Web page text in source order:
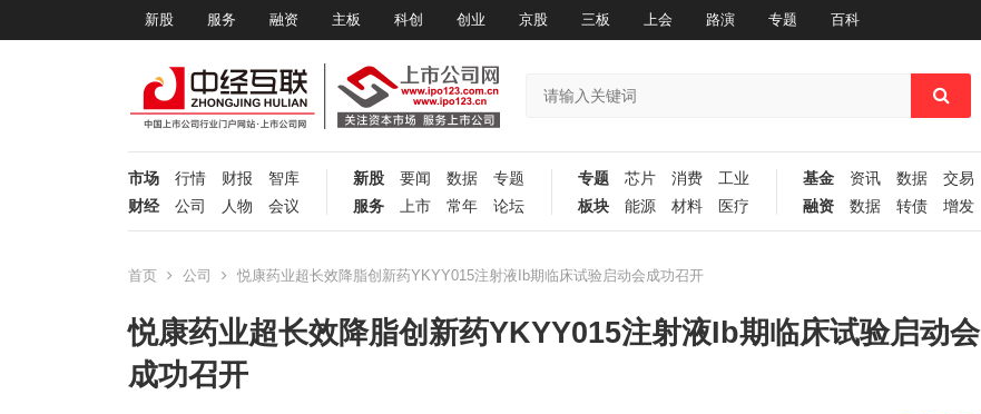
新股 服务 融资 主板 科创 创业 京股 三板 上会 路演 专题 百科
市场 行情 财报
智库
财经
公司 人物 会议
新股 要闻 数据
专题
服务
上市 常年 论坛
专题 芯片 消费
工业
板块
能源 材料 医疗
基金 资讯 数据
交易
融资
数据 转债 增发
首页 公司 悦康药业超长效降脂创新药YKYY015注射液Ib期临床试验启动会成功召开
悦康药业超长效降脂创新药YKYY015注射液Ib期临床试验启动会
成功召开